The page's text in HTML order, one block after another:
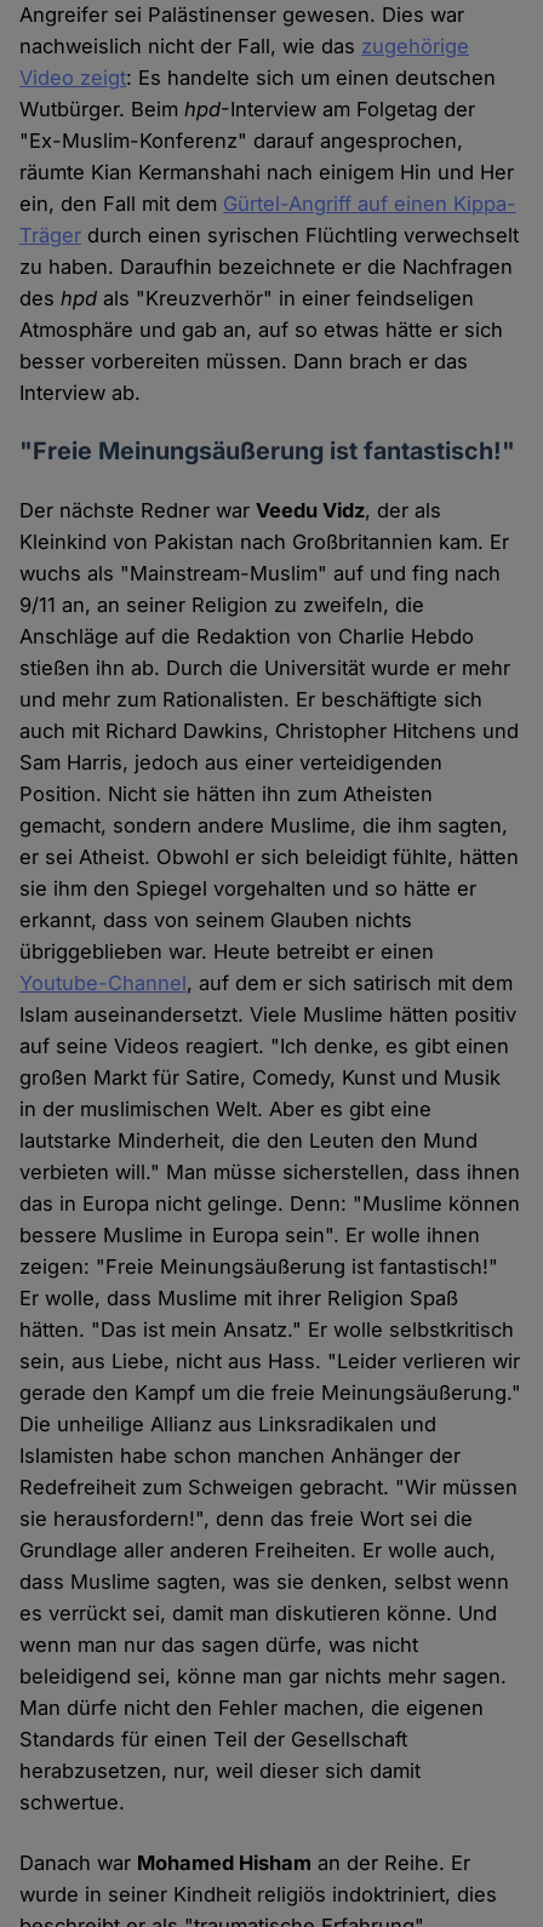
Angreifer sei Palästinenser gewesen. Dies war
nachweislich nicht der Fall, wie das zugehörige
Video zeigt: Es handelte sich um einen deutschen
Wutbürger. Beimhpd-Interview am Folgetag der
"Ex-Muslim-Konferenz" darauf angesprochen,
räumte Kian Kermanshahi nach einigem Hin und Her
ein, den Fall mit dem Gürtel-Angriff auf einen Kippa-
Träger durch einen syrischen Flüchtling verwechselt
zu haben. Daraufhin bezeichnete er die Nachfragen
deshpd als "Kreuzverhör" in einer feindseligen
Atmosphäre und gab an, auf so etwas hätte er sich
besser vorbereiten müssen. Dann brach er das
Interview ab.
"Freie Meinungsäußerung ist fantastisch!"
Der nächste Redner warVeedu Vidz, der als
Kleinkind von Pakistan nach Großbritannien kam. Er
wuchs als "Mainstream-Muslim" auf und fing nach
9/11 an, an seiner Religion zu zweifeln, die
Anschläge auf die Redaktion von Charlie Hebdo
stießen ihn ab. Durch die Universität wurde er mehr
und mehr zum Rationalisten. Er beschäftigte sich
auch mit Richard Dawkins, Christopher Hitchens und
Sam Harris, jedoch aus einer verteidigenden
Position. Nicht sie hätten ihn zum Atheisten
gemacht, sondern andere Muslime, die ihm sagten,
er sei Atheist. Obwohl er sich beleidigt fühlte, hätten
sie ihm den Spiegel vorgehalten und so hätte er
erkannt, dass von seinem Glauben nichts
übriggeblieben war. Heute betreibt er einen
Youtube-Channel, auf dem er sich satirisch mit dem
Islam auseinandersetzt. Viele Muslime hätten positiv
auf seine Videos reagiert. "Ich denke, es gibt einen
großen Markt für Satire, Comedy, Kunst und Musik
in der muslimischen Welt. Aber es gibt eine
lautstarke Minderheit, die den Leuten den Mund
verbieten will." Man müsse sicherstellen, dass ihnen
das in Europa nicht gelinge. Denn: "Muslime können
bessere Muslime in Europa sein". Er wolle ihnen
zeigen: "Freie Meinungsäußerung ist fantastisch!"
Er wolle, dass Muslime mit ihrer Religion Spaß
hätten. "Das ist mein Ansatz." Er wolle selbstkritisch
sein, aus Liebe, nicht aus Hass. "Leider verlieren wir
gerade den Kampf um die freie Meinungsäußerung."
Die unheilige Allianz aus Linksradikalen und
Islamisten habe schon manchen Anhänger der
Redefreiheit zum Schweigen gebracht. "Wir müssen
sie herausfordern!", denn das freie Wort sei die
Grundlage aller anderen Freiheiten. Er wolle auch,
dass Muslime sagten, was sie denken, selbst wenn
es verrückt sei, damit man diskutieren könne. Und
wenn man nur das sagen dürfe, was nicht
beleidigend sei, könne man gar nichts mehr sagen.
Man dürfe nicht den Fehler machen, die eigenen
Standards für einen Teil der Gesellschaft
herabzusetzen, nur, weil dieser sich damit
schwertue.
Danach war Mohamed Hisham an der Reihe. Er
wurde in seiner Kindheit religiös indoktriniert, dies